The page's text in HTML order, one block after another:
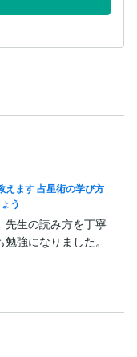
を開くきっかけと
ます 占星術の学び方
う
先生の読み方を丁寧
強になりました。